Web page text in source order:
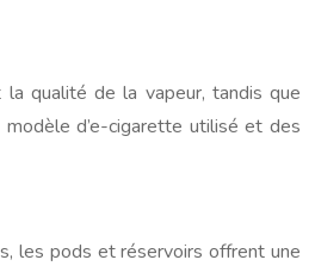
la qualité de la vapeur, tandis que
d’e-cigarette utilisé et des
les pods et réservoirs offrent une